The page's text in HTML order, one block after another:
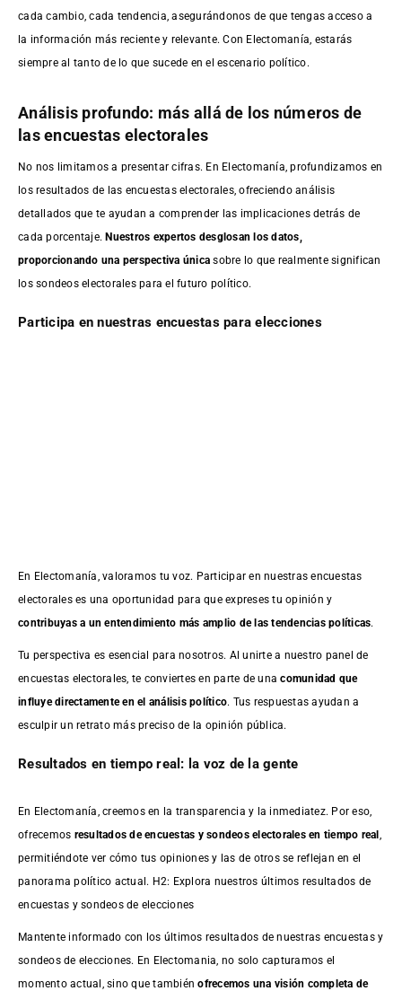
cada cambio, cada tendencia, asegurándonos de que tengas acceso a
la información más reciente y relevante. Con Electomanía, estarás
siempre al tanto de lo que sucede en el escenario político.
Análisis profundo: más allá de los números de
las encuestas electorales
No nos limitamos a presentar cifras. En Electomanía, profundizamos en
los resultados de las encuestas electorales, ofreciendo análisis
detallados que te ayudan a comprender las implicaciones detrás de
cada porcentaje.Nuestros expertos desglosan los datos,
proporcionando una perspectiva única sobre lo que realmente significan
los sondeos electorales para el futuro político.
Participa en nuestras encuestas para elecciones
En Electomanía, valoramos tu voz. Participar en nuestras encuestas
electorales es una oportunidad para que expreses tu opinión y
contribuyas a un entendimiento más amplio de las tendencias políticas.
Tu perspectiva es esencial para nosotros. Al unirte a nuestro panel de
encuestas electorales, te conviertes en parte de unacomunidad que
influye directamente en el análisis político. Tus respuestas ayudan a
esculpir un retrato más preciso de la opinión pública.
Resultados en tiempo real: la voz de la gente
En Electomanía, creemos en la transparencia y la inmediatez. Por eso,
ofrecemos resultados deencuestas y sondeos electorales en tiempo real
permitiéndote ver cómo tus opiniones y las de otros se reflejan en el
panorama político actual. H2: Explora nuestros últimos resultados de
encuestas y sondeos de elecciones
Mantente informado con los últimos resultados de nuestras encuestasy
sondeos de elecciones. En Electomania, no solo capturamos el
momento actual, sino que tambiénofrecemos una visión completa de